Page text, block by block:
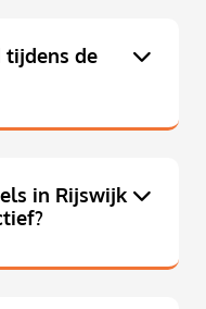
tijdens de
in Rijswijk